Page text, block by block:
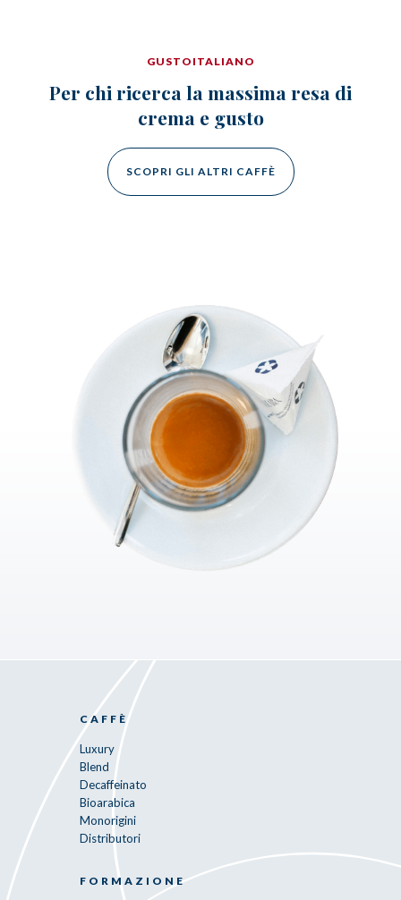
GUSTOITALIANO
Per chi ricerca la massima resa di
crema e gusto
SCOPRI GLI ALTRI CAFFÈ
CAFFÈ
Luxury
Blend
Decaffeinato
Bioarabica
Monorigini
Distributori
FORMAZIONE